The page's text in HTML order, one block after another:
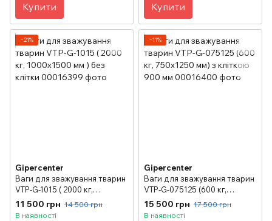
Купити Купити
−21%
Gipercenter
Ваги для зважування тварин
VTP-G-1015 ( 2000 кг,
1000х1500 мм ) без клітки
11 500 грн 14 500 грн
В наявності
−11%
Gipercenter
Ваги для зважування тварин
VTP-G-075125 (600 кг,
750х1250 мм) з кліткою 900
мм
15 500 грн 17 500 грн
В наявності